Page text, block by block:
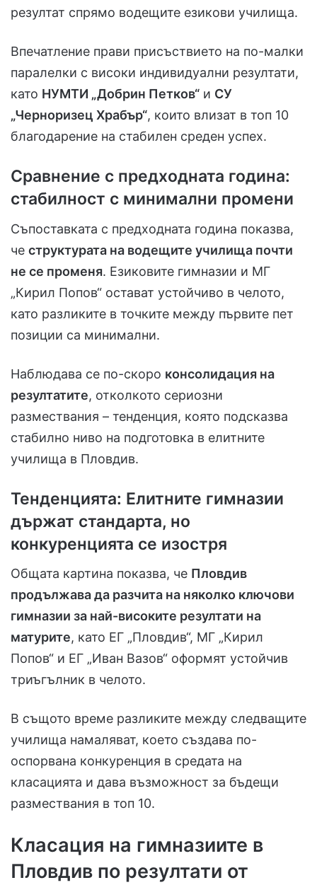
резултат спрямо водещите езикови училища.
Впечатление прави присъствието на по-малки
паралелки с високи индивидуални резултати,
като НУМТИ „Добрин Петков“ и СУ
„Черноризец Храбър“, които влизат в топ 10
благодарение на стабилен среден успех.
Сравнение с предходната година:
стабилност с минимални промени
Съпоставката с предходната година показва,
че структурата на водещите училища почти
не се променя. Езиковите гимназии и МГ
„Кирил Попов“ остават устойчиво в челото,
като разликите в точките между първите пет
позиции са минимални.
Наблюдава се по-скоро консолидация на
резултатите, отколкото сериозни
размествания – тенденция, която подсказва
стабилно ниво на подготовка в елитните
училища в Пловдив.
Тенденцията: Елитните гимназии
държат стандарта, но
конкуренцията се изостря
Общата картина показва, че Пловдив
продължава да разчита на няколко ключови
гимназии за най-високите резултати на
матурите, като ЕГ „Пловдив“, МГ „Кирил
Попов“ и ЕГ „Иван Вазов“ оформят устойчив
триъгълник в челото.
В същото време разликите между следващите
училища намаляват, което създава по-
оспорвана конкуренция в средата на
класацията и дава възможност за бъдещи
размествания в топ 10.
Класация на гимназиите в
Пловдив по резултати от